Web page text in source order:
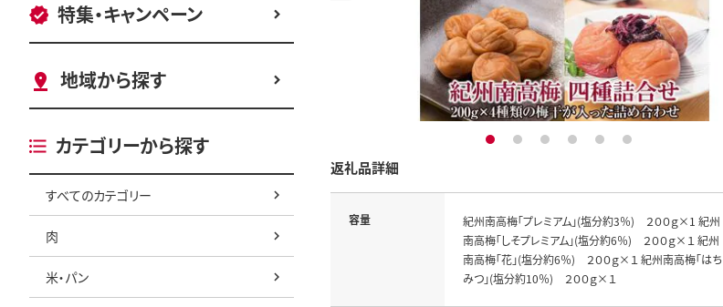
特集・キャンペーン
地域から探す
カテゴリーから探す
すべてのカテゴリー
肉
米・パン
1 2 3 4 5 6
返礼品詳細
容量
紀州南高梅「プレミアム」(塩分約3％) ２００ｇ×1 紀州
南高梅「しそプレミアム」(塩分約6％) ２００ｇ×１ 紀州
南高梅「花」(塩分約6％) ２００ｇ×１ 紀州南高梅「はち
みつ」(塩分約10％) ２００ｇ×１